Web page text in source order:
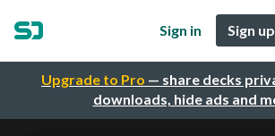
Upgrade to Pro — share decks
downloads, hide ads and
Sign in Sign